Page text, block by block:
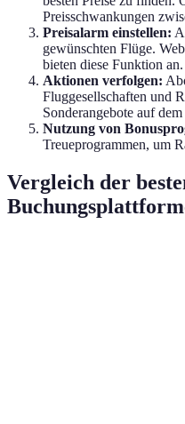
Preisschwankungen
Preisalarm einstellen:
gewünschten Flüge.
bieten diese Funktion an.
Aktionen verfolgen:
Fluggesellschaften und
Sonderangebote auf
Nutzung von
Treueprogrammen, um
Vergleich der